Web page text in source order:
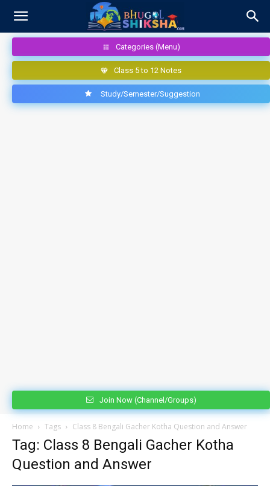
Categories (Menu)
Class 5 to 12 Notes
Study/Semester/Suggestion
Join Now (Channel/Groups)
Home Tags Class 8 Bengali Gacher Kotha Question and Answer
Tag: Class 8 Bengali Gacher Kotha
Question and Answer